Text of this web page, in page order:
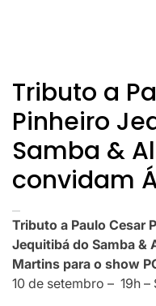
Tributo a
Pinheiro
Samba &
convidam
Tributo a Paulo Cesar
Jequitibá do Samba &
Martins para o show
10 de setembro – 19h –